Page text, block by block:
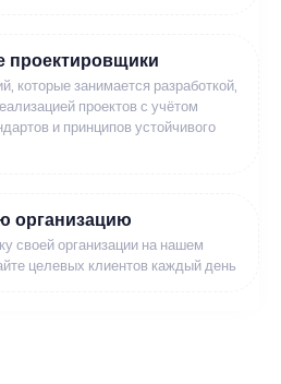
проектировщики
которые занимается разработкой,
проектов с учётом
и принципов устойчивого
организацию
своей организации на нашем
целевых клиентов каждый день